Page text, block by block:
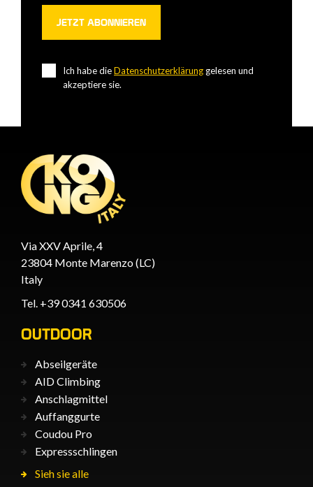
Ich habe dieDatenschutzerklärung gelesen und
akzeptiere sie.
Via XXV Aprile, 4
23804 Monte Marenzo (LC)
Italy
Tel. +39 0341 630506
OUTDOOR
Abseilgeräte
AID Climbing
Anschlagmittel
Auffanggurte
Coudou Pro
Expressschlingen
Sieh sie alle